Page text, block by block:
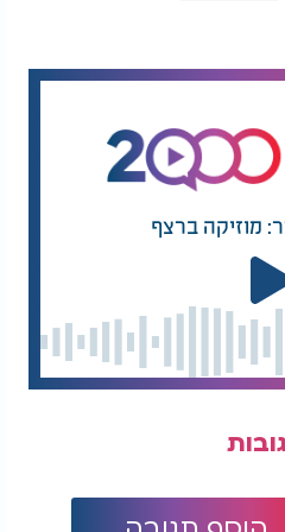
והכריז על צום
בספר:
הישיש רבי בן־ציון אטון
שלושתם היו לומדים יחד,
ללימודם.
רבי אליהו כהן זועפות. ביקש
אשר על ליבו ומדוע פניו
אליהו סירב בתחילה. רבי
עד שסיפר לו רבי אליהו
בית הכנסת עדס בירושלים.
מוזיקה ברצף